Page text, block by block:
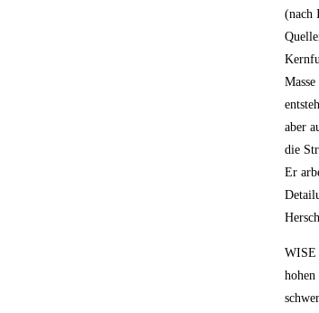
(nach
aber
die
Er
WISE